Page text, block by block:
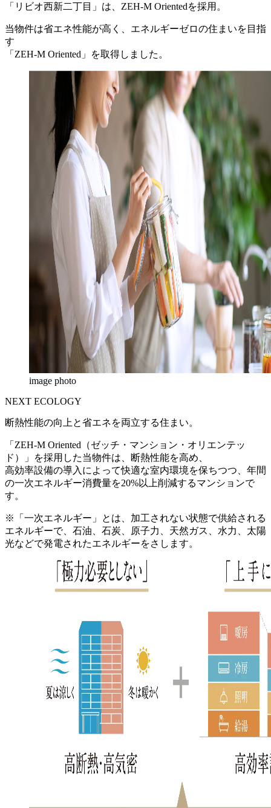
「リビオ西新二丁目」は、 ZEH-M Orientedを採用。
当物件は省エネ性能が高く、 エネルギーゼロの住まいを目指
す
「ZEH-M Oriented」を取得しました。
image photo
NEXT ECOLOGY
断熱性能の向上と省エネを両立する住まい。
「ZEH-M Oriented （ゼッチ・マンション・オリエンテッ
ド）」
を採用した当物件は、断熱性能を高め、
高効率設備の導入によって快適な室内環境を保ちつつ、 年間
の一次エネルギー消費量を20%以上削減するマンションで
す。
※「一次エネルギー」とは、加工されない状態で供給される
エネルギーで、石油、石炭、原子力、天然ガス、水力、太陽
光などで発電されたエネルギーをさします。